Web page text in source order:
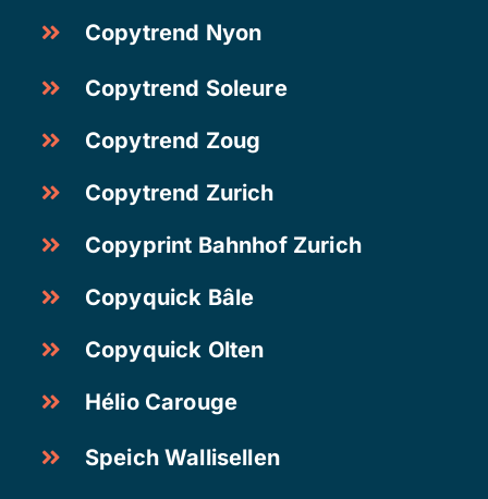
Copytrend Nyon
Copytrend Soleure
Copytrend Zoug
Copytrend Zurich
Copyprint Bahnhof Zurich
Copyquick Bâle
Copyquick Olten
Hélio Carouge
Speich Wallisellen